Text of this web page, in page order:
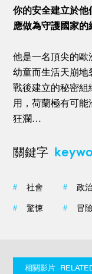
你的安全建立於
應做為守護國家
他是一名頂尖的歐
幼童而生活天崩地
戰後建立的秘密組
用，荷蘭極有可
狂瀾…
關鍵字
# 社會 # 政
# 驚悚 # 冒
相關影片